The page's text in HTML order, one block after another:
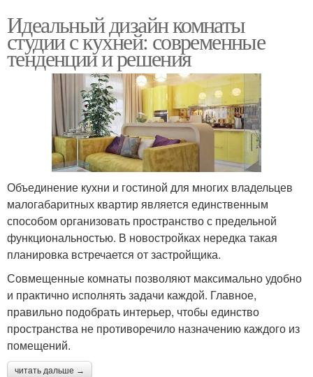
Идеальный дизайн комнаты
студии с кухней: современные
тенденции и решения
Объединение кухни и гостиной для многих владельцев
малогабаритных квартир является единственным
способом организовать пространство с предельной
функциональностью. В новостройках нередка такая
планировка встречается от застройщика.
Совмещенные комнаты позволяют максимально удобно
и практично исполнять задачи каждой. Главное,
правильно подобрать интерьер, чтобы единство
пространства не противоречило назначению каждого из
помещений.
читать дальше →